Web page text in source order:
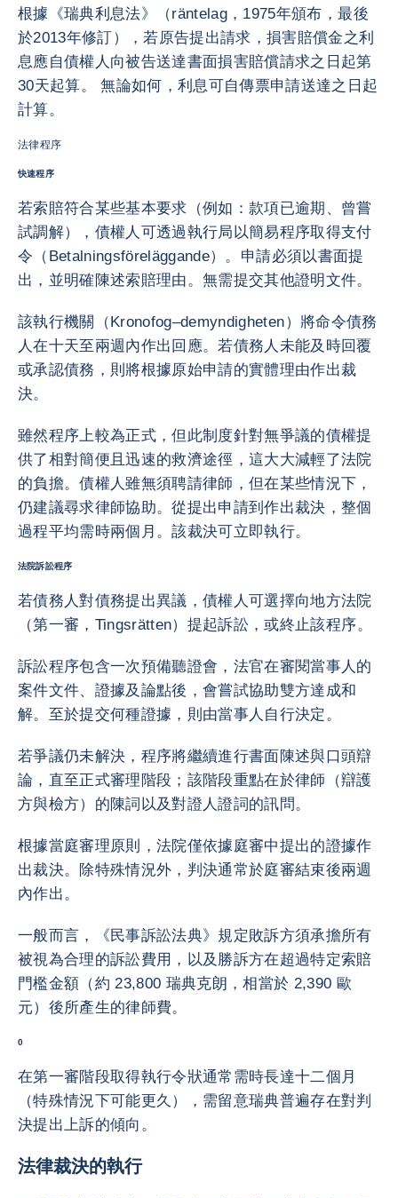
根據《瑞典利息法》（räntelag，1975年頒布，最後
於2013年修訂），若原告提出請求，損害賠償金之利
息應自債權人向被告送達書面損害賠償請求之日起第
30天起算。 無論如何，利息可自傳票申請送達之日起
計算。
法律程序
快速程序
若索賠符合某些基本要求（例如：款項已逾期、曾嘗
試調解），債權人可透過執行局以簡易程序取得支付
令（Betalningsföreläggande）。申請必須以書面提
出，並明確陳述索賠理由。無需提交其他證明文件。
該執行機關（Kronofog–demyndigheten）將命令債務
人在十天至兩週內作出回應。若債務人未能及時回覆
或承認債務，則將根據原始申請的實體理由作出裁
決。
雖然程序上較為正式，但此制度針對無爭議的債權提
供了相對簡便且迅速的救濟途徑，這大大減輕了法院
的負擔。債權人雖無須聘請律師，但在某些情況下，
仍建議尋求律師協助。從提出申請到作出裁決，整個
過程平均需時兩個月。該裁決可立即執行。
法院訴訟程序
若債務人對債務提出異議，債權人可選擇向地方法院
（第一審，Tingsrätten）提起訴訟，或終止該程序。
訴訟程序包含一次預備聽證會，法官在審閱當事人的
案件文件、證據及論點後，會嘗試協助雙方達成和
解。至於提交何種證據，則由當事人自行決定。
若爭議仍未解決，程序將繼續進行書面陳述與口頭辯
論，直至正式審理階段；該階段重點在於律師（辯護
方與檢方）的陳詞以及對證人證詞的訊問。
根據當庭審理原則，法院僅依據庭審中提出的證據作
出裁決。除特殊情況外，判決通常於庭審結束後兩週
內作出。
一般而言，《民事訴訟法典》規定敗訴方須承擔所有
被視為合理的訴訟費用，以及勝訴方在超過特定索賠
門檻金額（約 23,800 瑞典克朗，相當於 2,390 歐
元）後所產生的律師費。
0
在第一審階段取得執行令狀通常需時長達十二個月
（特殊情況下可能更久），需留意瑞典普遍存在對判
決提出上訴的傾向。
法律裁決的執行